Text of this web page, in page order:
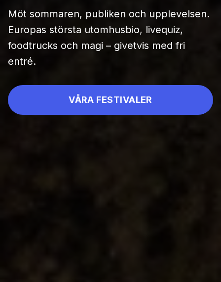
Möt sommaren, publiken och upplevelsen.
Europas största utomhusbio, livequiz,
foodtrucks och magi – givetvis med fri
entré.
VÅRA FESTIVALER